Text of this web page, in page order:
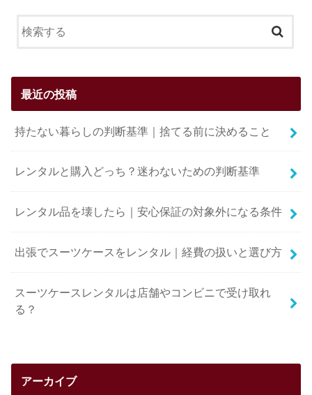
最近の投稿
持たない暮らしの判断基準｜捨てる前に決めること
レンタルと購入どっち？迷わないための判断基準
レンタル品を壊したら｜安心保証の対象外になる条件
出張でスーツケースをレンタル｜経費の扱いと選び方
スーツケースレンタルは店舗やコンビニで受け取れ
る？
アーカイブ